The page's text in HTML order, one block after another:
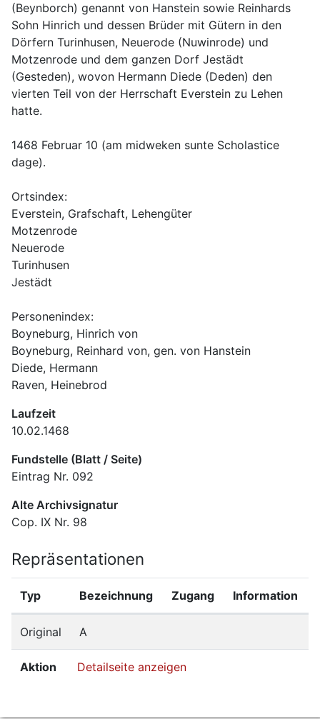
(Beynborch) genannt von Hanstein sowie Reinhards
Sohn Hinrich und dessen Brüder mit Gütern in den
Dörfern Turinhusen, Neuerode (Nuwinrode) und
Motzenrode und dem ganzen Dorf Jestädt
(Gesteden), wovon Hermann Diede (Deden) den
vierten Teil von der Herrschaft Everstein zu Lehen
hatte.
1468 Februar 10 (am midweken sunte Scholastice
dage).
Ortsindex:
Everstein, Grafschaft, Lehengüter
Motzenrode
Neuerode
Turinhusen
Jestädt
Personenindex:
Boyneburg, Hinrich von
Boyneburg, Reinhard von, gen. von Hanstein
Diede, Hermann
Raven, Heinebrod
Laufzeit
10.02.1468
Fundstelle (Blatt / Seite)
Eintrag Nr. 092
Alte Archivsignatur
Cop. IX Nr. 98
Repräsentationen
Typ Bezeichnung Zugang Information
Original A
Aktion Detailseite anzeigen